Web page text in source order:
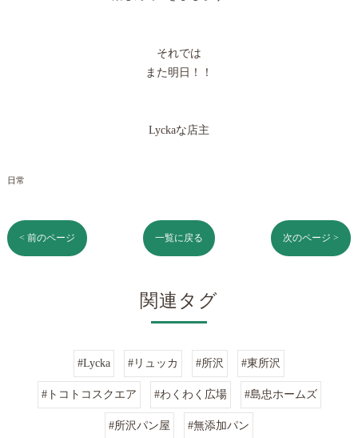
それでは
また明日！！
Lyckaな店主
日常
< 前のページ 一覧に戻る 次のページ >
関連タグ
#Lycka #リュッカ #所沢 #東所沢
#トコトコスクエア #わくわく広場 #島忠ホームズ
#所沢パン屋 #無添加パン